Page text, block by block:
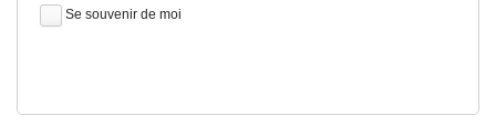
Se souvenir de moi